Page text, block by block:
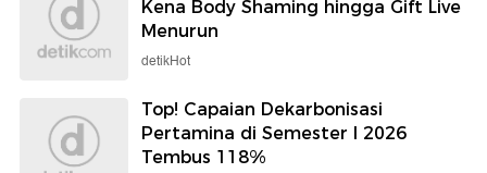
Kena Body Shaming hingga Gift Live
Menurun
detikHot
Top! Capaian Dekarbonisasi
Pertamina di Semester I 2026
Tembus 118%